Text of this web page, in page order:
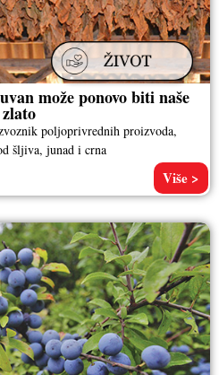
može ponovo biti naše
zlato
poljoprivrednih proizvoda,
šljiva, junad i crna
Više >